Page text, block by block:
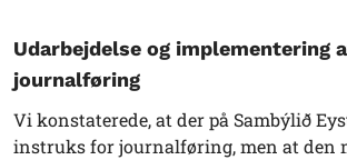
Udarbejdelse og implementering
journalføring
Vi konstaterede, at der på Sambýlið
instruks for journalføring, men at den